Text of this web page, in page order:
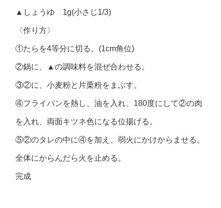
▲しょうゆ 1g(小さじ1/3)
〈作り方〉
①たらを4等分に切る。(1cm角位)
②鍋に、▲の調味料を混ぜ合わせる。
③②に、小麦粉と片栗粉をまぶす。
④フライパンを熱し、油を入れ、180度にして②の肉
を入れ、両面キツネ色になる位揚げる。
⑤②のタレの中に④を加え、弱火にかけからませる。
全体にからんだら火を止める。
完成